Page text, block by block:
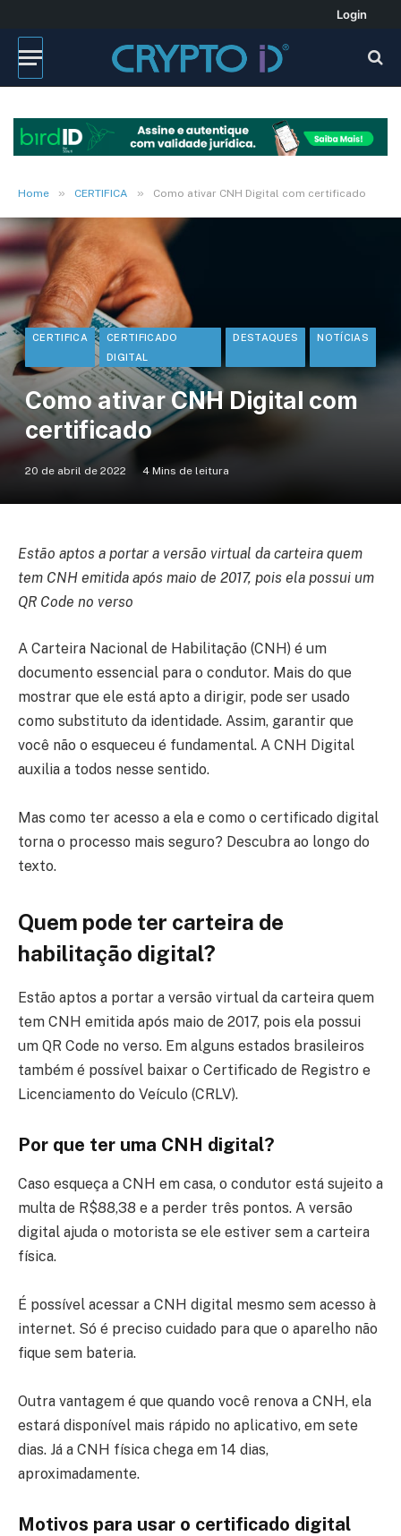
Login
Home » CERTIFICA » Como ativar CNH Digital com certificado
CERTIFICA
CERTIFICADO
DIGITAL
DESTAQUES NOTÍCIAS
Como ativar CNH Digital com
certificado
20 de abril de 2022 4 Mins de leitura
Estão aptos a portar a versão virtual da carteira quem
tem CNH emitida após maio de 2017, pois ela possui um
QR Code no verso
A Carteira Nacional de Habilitação (CNH) é um
documento essencial para o condutor. Mais do que
mostrar que ele está apto a dirigir, pode ser usado
como substituto da identidade. Assim, garantir que
você não o esqueceu é fundamental. A CNH Digital
auxilia a todos nesse sentido.
Mas como ter acesso a ela e como o certificado digital
torna o processo mais seguro? Descubra ao longo do
texto.
Quem pode ter carteira de
habilitação digital?
Estão aptos a portar a versão virtual da carteira quem
tem CNH emitida após maio de 2017, pois ela possui
um QR Code no verso. Em alguns estados brasileiros
também é possível baixar o Certificado de Registro e
Licenciamento do Veículo (CRLV).
Por que ter uma CNH digital?
Caso esqueça a CNH em casa, o condutor está sujeito a
multa de R$88,38 e a perder três pontos. A versão
digital ajuda o motorista se ele estiver sem a carteira
física.
É possível acessar a CNH digital mesmo sem acesso à
internet. Só é preciso cuidado para que o aparelho não
fique sem bateria.
Outra vantagem é que quando você renova a CNH, ela
estará disponível mais rápido no aplicativo, em sete
dias. Já a CNH física chega em 14 dias,
aproximadamente.
Motivos para usar o certificado digital